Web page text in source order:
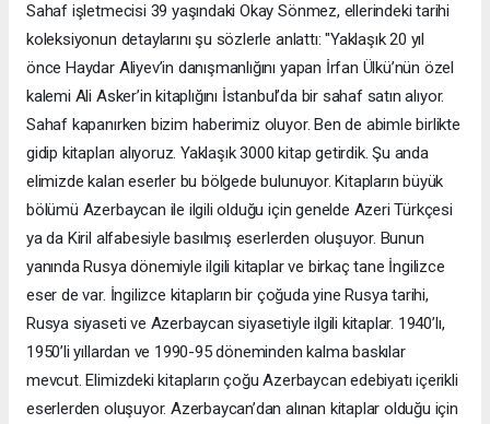
Sahaf işletmecisi 39 yaşındaki Okay Sönmez, ellerindeki tarihi
koleksiyonun detaylarını şu sözlerle anlattı: "Yaklaşık 20 yıl
önce Haydar Aliyev’in danışmanlığını yapan İrfan Ülkü’nün özel
kalemi Ali Asker’in kitaplığını İstanbul’da bir sahaf satın alıyor.
Sahaf kapanırken bizim haberimiz oluyor. Ben de abimle birlikte
gidip kitapları alıyoruz. Yaklaşık 3000 kitap getirdik. Şu anda
elimizde kalan eserler bu bölgede bulunuyor. Kitapların büyük
bölümü Azerbaycan ile ilgili olduğu için genelde Azeri Türkçesi
ya da Kiril alfabesiyle basılmış eserlerden oluşuyor. Bunun
yanında Rusya dönemiyle ilgili kitaplar ve birkaç tane İngilizce
eser de var. İngilizce kitapların bir çoğuda yine Rusya tarihi,
Rusya siyaseti ve Azerbaycan siyasetiyle ilgili kitaplar. 1940’lı,
1950’li yıllardan ve 1990-95 döneminden kalma baskılar
mevcut. Elimizdeki kitapların çoğu Azerbaycan edebiyatı içerikli
eserlerden oluşuyor. Azerbaycan’dan alınan kitaplar olduğu için